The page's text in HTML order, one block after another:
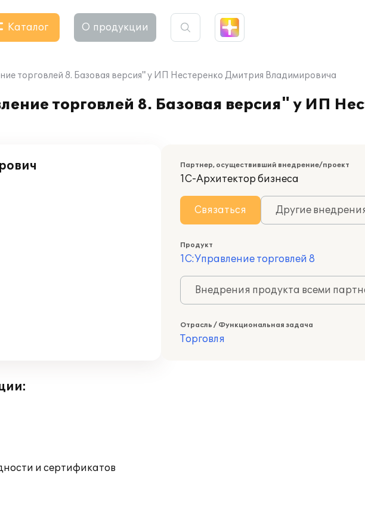
Каталог О продукции
торговлей 8. Базовая версия" у ИП Нестеренко Дмитрия Владимировича
торговлей 8. Базовая версия" у ИП
Партнер, осуществивший внедрение/проект
1С-Архитектор бизнеса
Связаться Другие
Продукт
1С:Управление торговлей 8
Внедрения продукта всеми
Отрасль / Функциональная задача
Торговля
и сертификатов